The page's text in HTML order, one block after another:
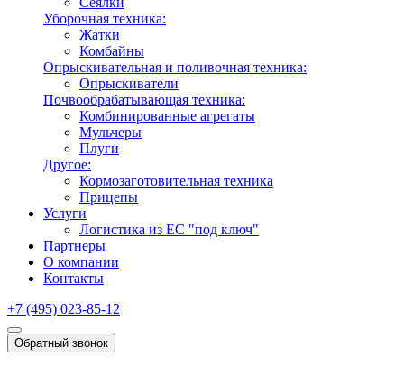
Уборочная техника:
Жатки
Комбайны
Опрыскивательная и поливочная техника:
Опрыскиватели
Почвообрабатывающая техника:
Комбинированные агрегаты
Мульчеры
Плуги
Другое:
Кормозаготовительная техника
Прицепы
Услуги
Логистика из ЕС "под ключ"
Партнеры
О компании
Контакты
+7 (495) 023-85-12
Обратный звонок